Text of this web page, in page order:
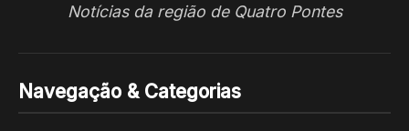
Notícias da região de Quatro Pontes
Navegação & Categorias